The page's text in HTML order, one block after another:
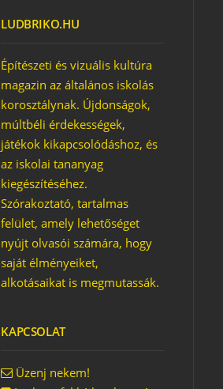
LUDBRIKO.HU
Építészeti és vizuális kultúra
magazin az általános iskolás
korosztálynak. Újdonságok,
múltbéli érdekességek,
játékok kikapcsolódáshoz, és
az iskolai tananyag
kiegészítéséhez.
Szórakoztató, tartalmas
felület, amely lehetőséget
nyújt olvasói számára, hogy
saját élményeiket,
alkotásaikat is megmutassák.
KAPCSOLAT
Üzenj nekem!